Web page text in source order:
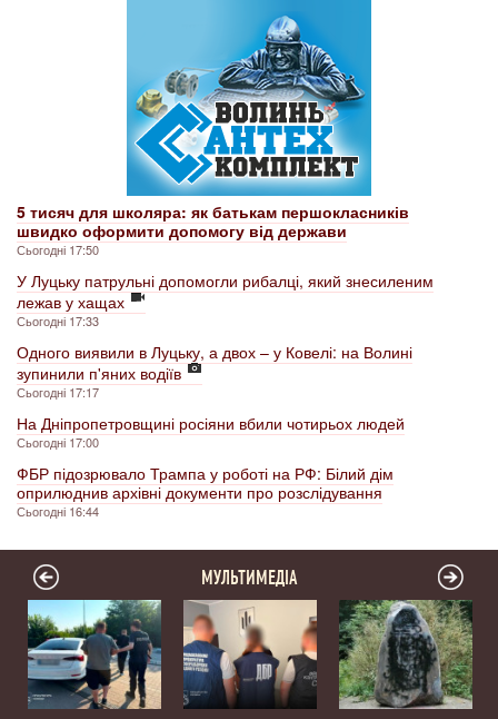
5 тисяч для школяра: як батькам першокласників
швидко оформити допомогу від держави
Сьогодні 17:50
У Луцьку патрульні допомогли рибалці, який знесиленим
лежав у хащах
Сьогодні 17:33
Одного виявили в Луцьку, а двох – у Ковелі: на Волині
зупинили п'яних водіїв
Сьогодні 17:17
На Дніпропетровщині росіяни вбили чотирьох людей
Сьогодні 17:00
ФБР підозрювало Трампа у роботі на РФ: Білий дім
оприлюднив архівні документи про розслідування
Сьогодні 16:44
МУЛЬТИМЕДІА